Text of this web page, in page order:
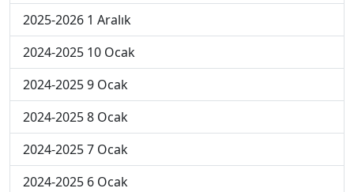
2025-2026 1 Aralık
2024-2025 10 Ocak
2024-2025 9 Ocak
2024-2025 8 Ocak
2024-2025 7 Ocak
2024-2025 6 Ocak